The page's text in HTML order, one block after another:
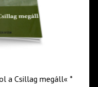
a Csillag megáll« *